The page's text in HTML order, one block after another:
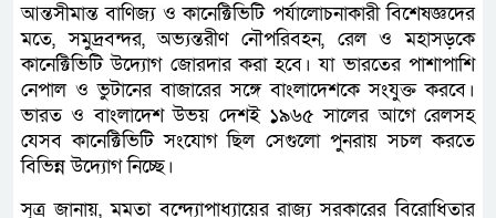
আন্তসীমান্ত বাণিজ্য ও কানেক্টিভিটি পর্যালোচনাকারী বিশেষজ্ঞদের
মতে, সমুদ্রবন্দর, অভ্যন্তরীণ নৌপরিবহন, রেল ও মহাসড়কে
কানেক্টিভিটি উদ্যোগ জোরদার করা হবে। যা ভারতের পাশাপাশি
নেপাল ও ভুটানের বাজারের সঙ্গে বাংলাদেশকে সংযুক্ত করবে।
ভারত ও বাংলাদেশ উভয় দেশই ১৯৬৫ সালের আগে রেলসহ
যেসব কানেক্টিভিটি সংযোগ ছিল সেগুলো পুনরায় সচল করতে
বিভিন্ন উদ্যোগ নিচ্ছে।
সূত্র জানায়, মমতা বন্দ্যোপাধ্যায়ের রাজ্য সরকারের বিরোধিতার